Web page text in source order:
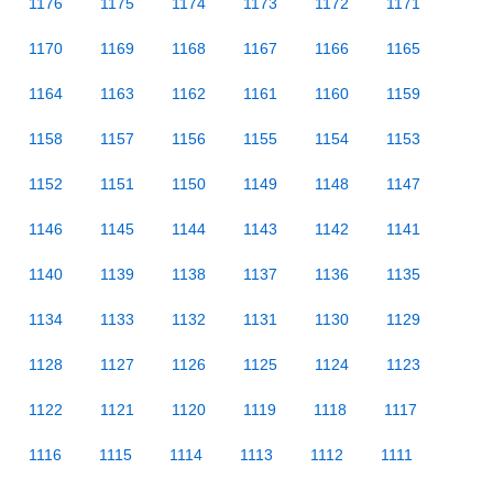
1170 1169 1168 1167 1166 1165
1164 1163 1162 1161 1160 1159
1158 1157 1156 1155 1154 1153
1152 1151 1150 1149 1148 1147
1146 1145 1144 1143 1142 1141
1140 1139 1138 1137 1136 1135
1134 1133 1132 1131 1130 1129
1128 1127 1126 1125 1124 1123
1122 1121 1120 1119 1118 1117
1116 1115 1114 1113 1112 1111